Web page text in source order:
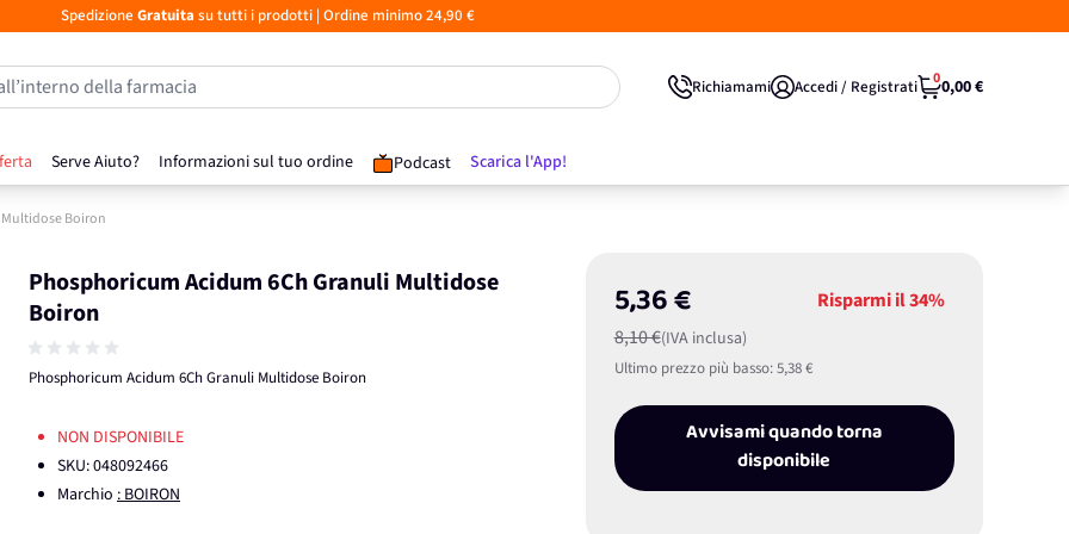
Spedizione Gratuita su tutti i prodotti| Ordine minimo 24,90 €
Serve Aiuto? Informazioni sul tuo ordine Podcast Scarica l'App!
della farmacia Richiamami Accedi / Registrati 00,00 €
Boiron
Phosphoricum Acidum 6Ch Granuli Multidose
Boiron
Phosphoricum Acidum 6Ch Granuli Multidose Boiron
5,36 €
8,10 €(IVA inclusa)
Risparmi il34%
Ultimo prezzo più basso:5,38 €
Avvisami quando torna
disponibile
NON DISPONIBILE
SKU:048092466
Marchio : BOIRON